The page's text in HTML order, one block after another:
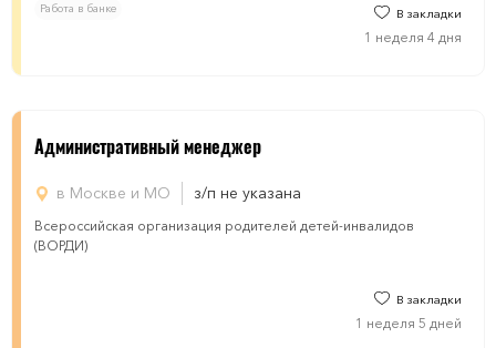
Работа в банке В закладки
1 неделя 4 дня
Административный менеджер
в Москве и МО з/п не указана
Всероссийская организация родителей детей-инвалидов
(ВОРДИ)
В закладки
1 неделя 5 дней